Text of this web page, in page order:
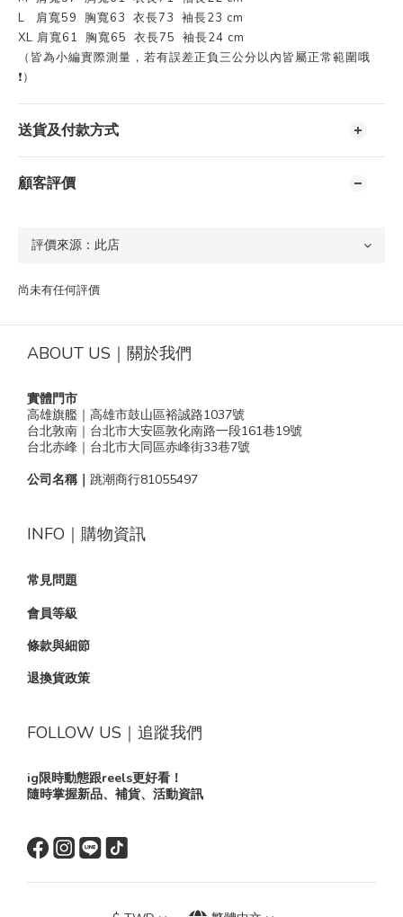
L 肩寬59 胸寬63 衣長73 袖長23 cm
XL 肩寬61 胸寬65 衣長75 袖長24 cm
（皆為小編實際測量，若有誤差正負三公分以內皆屬正常範圍哦
❗️）
送貨及付款方式
顧客評價
尚未有任何評價
ABOUT US｜關於我們
實體門市
高雄旗艦｜高雄市鼓山區裕誠路1037號
台北敦南｜台北市大安區敦化南路一段161巷19號
台北赤峰｜台北市大同區赤峰街33巷7號
公司名稱｜ 跳潮商行81055497
INFO｜購物資訊
常見問題
會員等級
條款與細節
退換貨政策
FOLLOW US｜追蹤我們
ig限時動態跟reels更好看！
隨時掌握新品、補貨、活動資訊